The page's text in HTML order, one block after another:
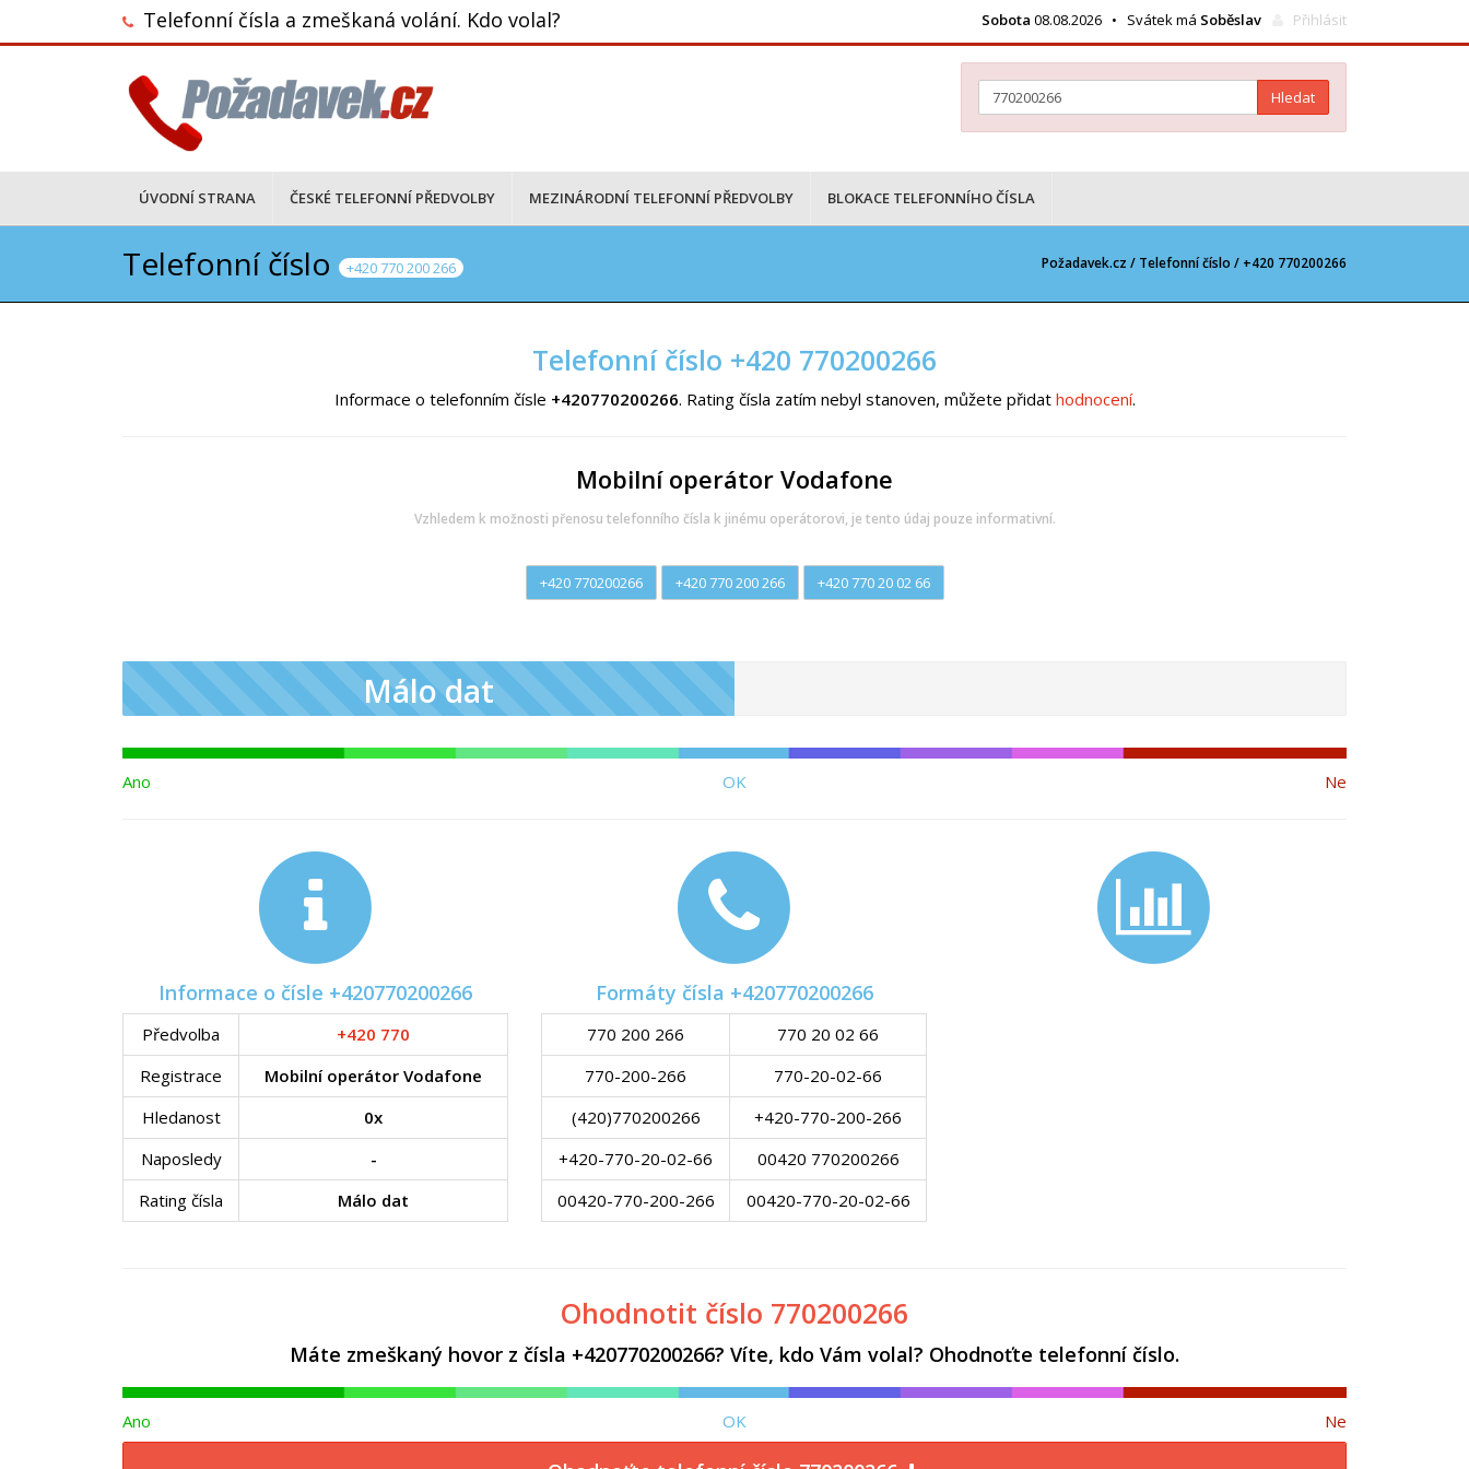
Telefonní čísla a zmeškaná volání. Kdo volal? Přihlásit
Sobota 08.08.2026 • Svátek má Soběslav
Hledat
ÚVODNÍ STRANA ČESKÉ TELEFONNÍ PŘEDVOLBY MEZINÁRODNÍ TELEFONNÍ PŘEDVOLBY BLOKACE TELEFONNÍHO ČÍSLA
Telefonní číslo +420 770 200 266 Požadavek.cz / Telefonní číslo / +420 770200266
Telefonní číslo +420 770200266
Informace o telefonním čísle +420770200266. Rating čísla zatím nebyl stanoven, můžete přidat hodnocení.
Mobilní operátor Vodafone
Vzhledem k možnosti přenosu telefonního čísla k jinému operátorovi, je tento údaj pouze informativní.
+420 770200266 +420 770 200 266 +420 770 20 02 66
Málo dat
Ano OK Ne
Informace o čísle +420770200266
Předvolba
+420 770
Registrace
Mobilní operátor Vodafone
Hledanost
0x
Naposledy
-
Rating čísla
Málo dat
Formáty čísla +420770200266
770 200 266
770 20 02 66
770-200-266
770-20-02-66
(420)770200266
+420-770-200-266
+420-770-20-02-66
00420 770200266
00420-770-200-266
00420-770-20-02-66
Ohodnotit číslo 770200266
Máte zmeškaný hovor z čísla +420770200266? Víte, kdo Vám volal? Ohodnoťte telefonní číslo.
Ano OK Ne